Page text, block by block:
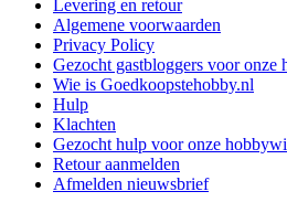
Levering en retour
Algemene voorwaarden
Privacy Policy
Gezocht gastbloggers voor onze
Wie is Goedkoopstehobby.nl
Hulp
Klachten
Gezocht hulp voor onze
Retour aanmelden
Afmelden nieuwsbrief